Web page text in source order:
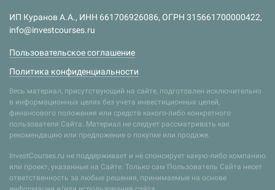
ИП Куранов А.А., ИНН 661706926086, ОГРН 315661700000422,
info@investcourses.ru
Пользовательское соглашение
Политика конфиденциальности
Весь материал, присутствующий на сайте, подготовлен исключительно
в информационных целях без учета инвестиционных целей,
финансового положения или средств какого-либо конкретного
пользователя Сайта. Материал не следует рассматривать как
рекомендацию или предложение о покупке или продаже.
InvestCourses.ru не поддерживает и не спонсирует какую-либо компанию
или проект, указанные на Сайте. Только сам Пользователь Сайта несет
ответственность за любые решения, принимаемые на основе